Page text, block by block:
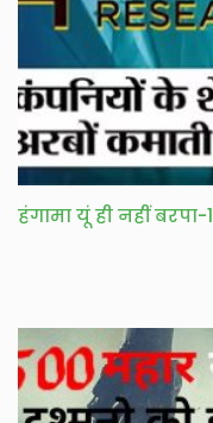
हंगामा यूं ही नहीं बरपा-1